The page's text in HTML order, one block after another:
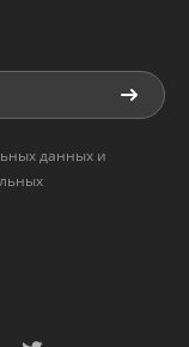
данных и